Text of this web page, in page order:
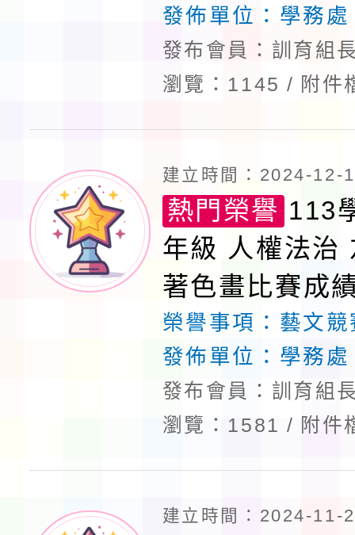
發佈單位： 學務處
發布會員：訓育組
瀏覽：1145
附件
建立時間：2024-12-
熱門榮譽 113
年級 人權法治
著色畫比賽成
榮譽事項： 藝文競
發佈單位： 學務處
發布會員：訓育組
瀏覽：1581
附件
建立時間：2024-11-